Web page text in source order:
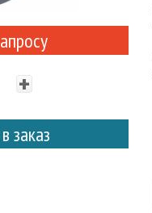
+
заказ